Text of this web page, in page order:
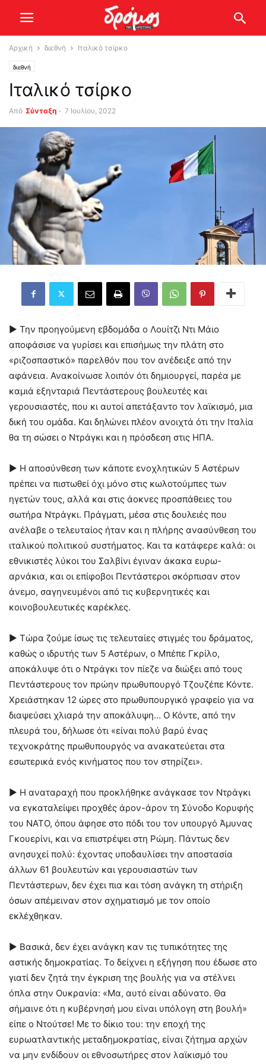
Αρχική διεθνή Ιταλικό τσίρκο
διεθνή
Ιταλικό τσίρκο
Από Σύνταξη - 7 Ιουλίου, 2022
► Την προηγούμενη εβδομάδα ο Λουίτζι Ντι Μάιο
αποφάσισε να γυρίσει και επισήμως την πλάτη στο
«ριζοσπαστικό» παρελθόν που τον ανέδειξε από την
αφάνεια. Ανακοίνωσε λοιπόν ότι δημιουργεί, παρέα με
καμιά εξηνταριά Πεντάστερους βουλευτές και
γερουσιαστές, που κι αυτοί απετάξαντο τον λαϊκισμό, μια
δική του ομάδα. Και δηλώνει πλέον ανοιχτά ότι την Ιταλία
θα τη σώσει ο Ντράγκι και η πρόσδεση στις ΗΠΑ.
► Η αποσύνθεση των κάποτε ενοχλητικών 5 Αστέρων
πρέπει να πιστωθεί όχι μόνο στις κωλοτούμπες των
ηγετών τους, αλλά και στις άοκνες προσπάθειες του
σωτήρα Ντράγκι. Πράγματι, μέσα στις δουλειές που
ανέλαβε ο τελευταίος ήταν και η πλήρης ανασύνθεση του
ιταλικού πολιτικού συστήματος. Και τα κατάφερε καλά: οι
εθνικιστές λύκοι του Σαλβίνι έγιναν άκακα ευρω-
αρνάκια, και οι επίφοβοι Πεντάστεροι σκόρπισαν στον
άνεμο, σαγηνευμένοι από τις κυβερνητικές και
κοινοβουλευτικές καρέκλες.
► Τώρα ζούμε ίσως τις τελευταίες στιγμές του δράματος,
καθώς ο ιδρυτής των 5 Αστέρων, ο Μπέπε Γκρίλο,
αποκάλυψε ότι ο Ντράγκι τον πίεζε να διώξει από τους
Πεντάστερους τον πρώην πρωθυπουργό Τζουζέπε Κόντε.
Χρειάστηκαν 12 ώρες στο πρωθυπουργικό γραφείο για να
διαψεύσει χλιαρά την αποκάλυψη… Ο Κόντε, από την
πλευρά του, δήλωσε ότι «είναι πολύ βαρύ ένας
τεχνοκράτης πρωθυπουργός να ανακατεύεται στα
εσωτερικά ενός κινήματος που τον στηρίζει».
► Η αναταραχή που προκλήθηκε ανάγκασε τον Ντράγκι
να εγκαταλείψει προχθές άρον-άρον τη Σύνοδο Κορυφής
του ΝΑΤΟ, όπου άφησε στο πόδι του τον υπουργό Άμυνας
Γκουερίνι, και να επιστρέψει στη Ρώμη. Πάντως δεν
ανησυχεί πολύ: έχοντας υποδαυλίσει την αποστασία
άλλων 61 βουλευτών και γερουσιαστών των
Πεντάστερων, δεν έχει πια και τόση ανάγκη τη στήριξη
όσων απέμειναν στον σχηματισμό με τον οποίο
εκλέχθηκαν.
► Βασικά, δεν έχει ανάγκη καν τις τυπικότητες της
αστικής δημοκρατίας. Το δείχνει η εξήγηση που έδωσε στο
γιατί δεν ζητά την έγκριση της βουλής για να στέλνει
όπλα στην Ουκρανία: «Μα, αυτό είναι αδύνατο. Θα
σήμαινε ότι η κυβέρνησή μου είναι υπόλογη στη βουλή»
είπε ο Ντούτσε! Με το δίκιο του: την εποχή της
ευρωατλαντικής μεταδημοκρατίας, είναι ζήτημα αρχών
να μην ενδίδουν οι εθνοσωτήρες στον λαϊκισμό του